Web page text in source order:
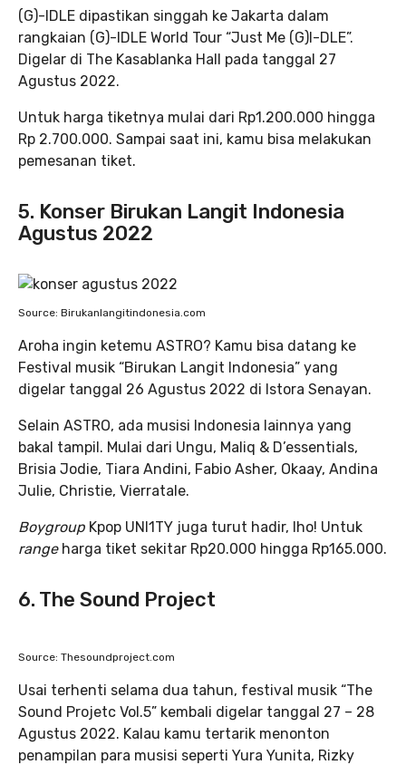
(G)-IDLE dipastikan singgah ke Jakarta dalam
rangkaian (G)-IDLE World Tour “Just Me (G)I-DLE”.
Digelar di The Kasablanka Hall pada tanggal 27
Agustus 2022.
Untuk harga tiketnya mulai dari Rp1.200.000 hingga
Rp 2.700.000. Sampai saat ini, kamu bisa melakukan
pemesanan tiket.
5. Konser Birukan Langit Indonesia
Agustus 2022
Source: Birukanlangitindonesia.com
Aroha ingin ketemu ASTRO? Kamu bisa datang ke
Festival musik “Birukan Langit Indonesia” yang
digelar tanggal 26 Agustus 2022 di Istora Senayan.
Selain ASTRO, ada musisi Indonesia lainnya yang
bakal tampil. Mulai dari Ungu, Maliq & D’essentials,
Brisia Jodie, Tiara Andini, Fabio Asher, Okaay, Andina
Julie, Christie, Vierratale.
Boygroup Kpop UNI1TY juga turut hadir, lho! Untuk
range harga tiket sekitar Rp20.000 hingga Rp165.000.
6. The Sound Project
Source: Thesoundproject.com
Usai terhenti selama dua tahun, festival musik “The
Sound Projetc Vol.5” kembali digelar tanggal 27 – 28
Agustus 2022. Kalau kamu tertarik menonton
penampilan para musisi seperti Yura Yunita, Rizky